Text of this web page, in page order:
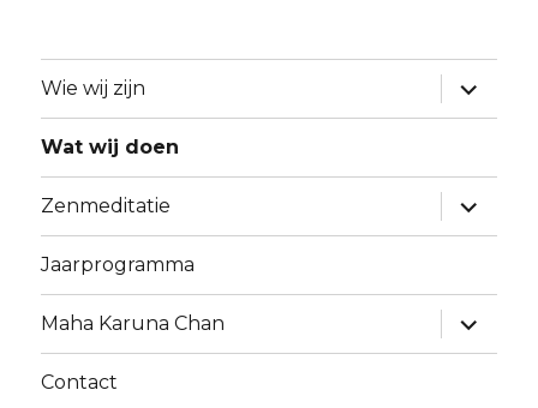
Wie wij zijn
Alles
Wat wij doen
Zenmeditatie
Alles
Jaarprogramma
Maha Karuna Chan
Alles
Contact